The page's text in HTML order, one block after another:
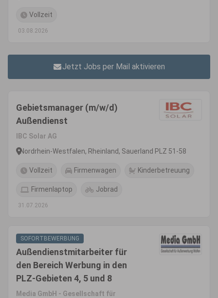
Vollzeit
03.08.2026
Jetzt Jobs per Mail aktivieren
Gebietsmanager (m/w/d)
Außendienst
IBC Solar AG
Nordrhein-Westfalen, Rheinland, Sauerland PLZ 51-58
Vollzeit Firmenwagen Kinderbetreuung
Firmenlaptop Jobrad
31.07.2026
SOFORTBEWERBUNG
Außendienstmitarbeiter für
den Bereich Werbung in den
PLZ-Gebieten 4, 5 und 8
Media GmbH - Gesellschaft für